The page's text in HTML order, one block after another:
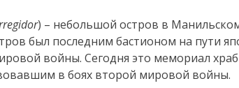
) – небольшой остров в
был последним бастионом на пути
войны. Сегодня это мемориал
в боях второй мировой войны.